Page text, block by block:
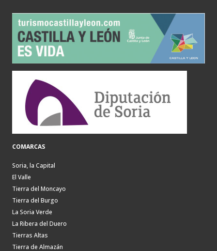
COMARCAS
Soria, la Capital
El Valle
Tierra del Moncayo
Tierra del Burgo
La Soria Verde
La Ribera del Duero
Tierras Altas
Tierra de Almazán